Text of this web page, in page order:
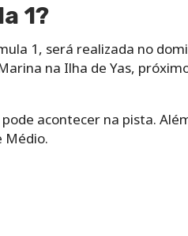
1?
1, será realizada no
na Ilha de Yas,
acontecer na pista.
Médio.